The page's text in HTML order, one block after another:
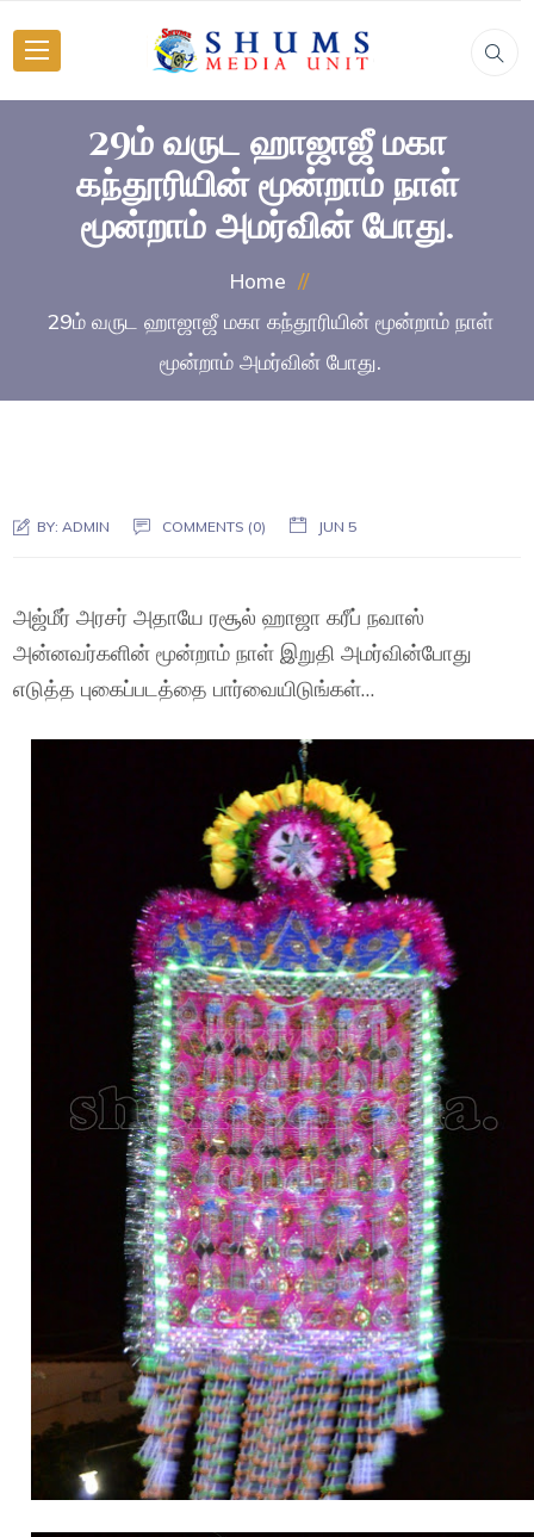
29ம் வருட ஹாஜாஜீ மகா
கந்தூரியின் மூன்றாம் நாள்
மூன்றாம் அமர்வின் போது.
Home
29ம் வருட ஹாஜாஜீ மகா கந்தூரியின் மூன்றாம் நாள்
மூன்றாம் அமர்வின் போது.
BY:ADMIN COMMENTS (0) JUN 5
அஜ்மீர் அரசர் அதாயே ரசூல் ஹாஜா கரீப் நவாஸ்
அன்னவர்களின் மூன்றாம் நாள் இறுதி அமர்வின்போது
எடுத்த புகைப்படத்தை பார்வையிடுங்கள்…